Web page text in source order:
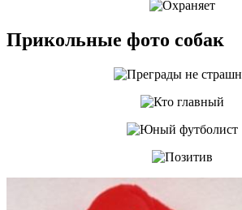
Прикольные фото собак